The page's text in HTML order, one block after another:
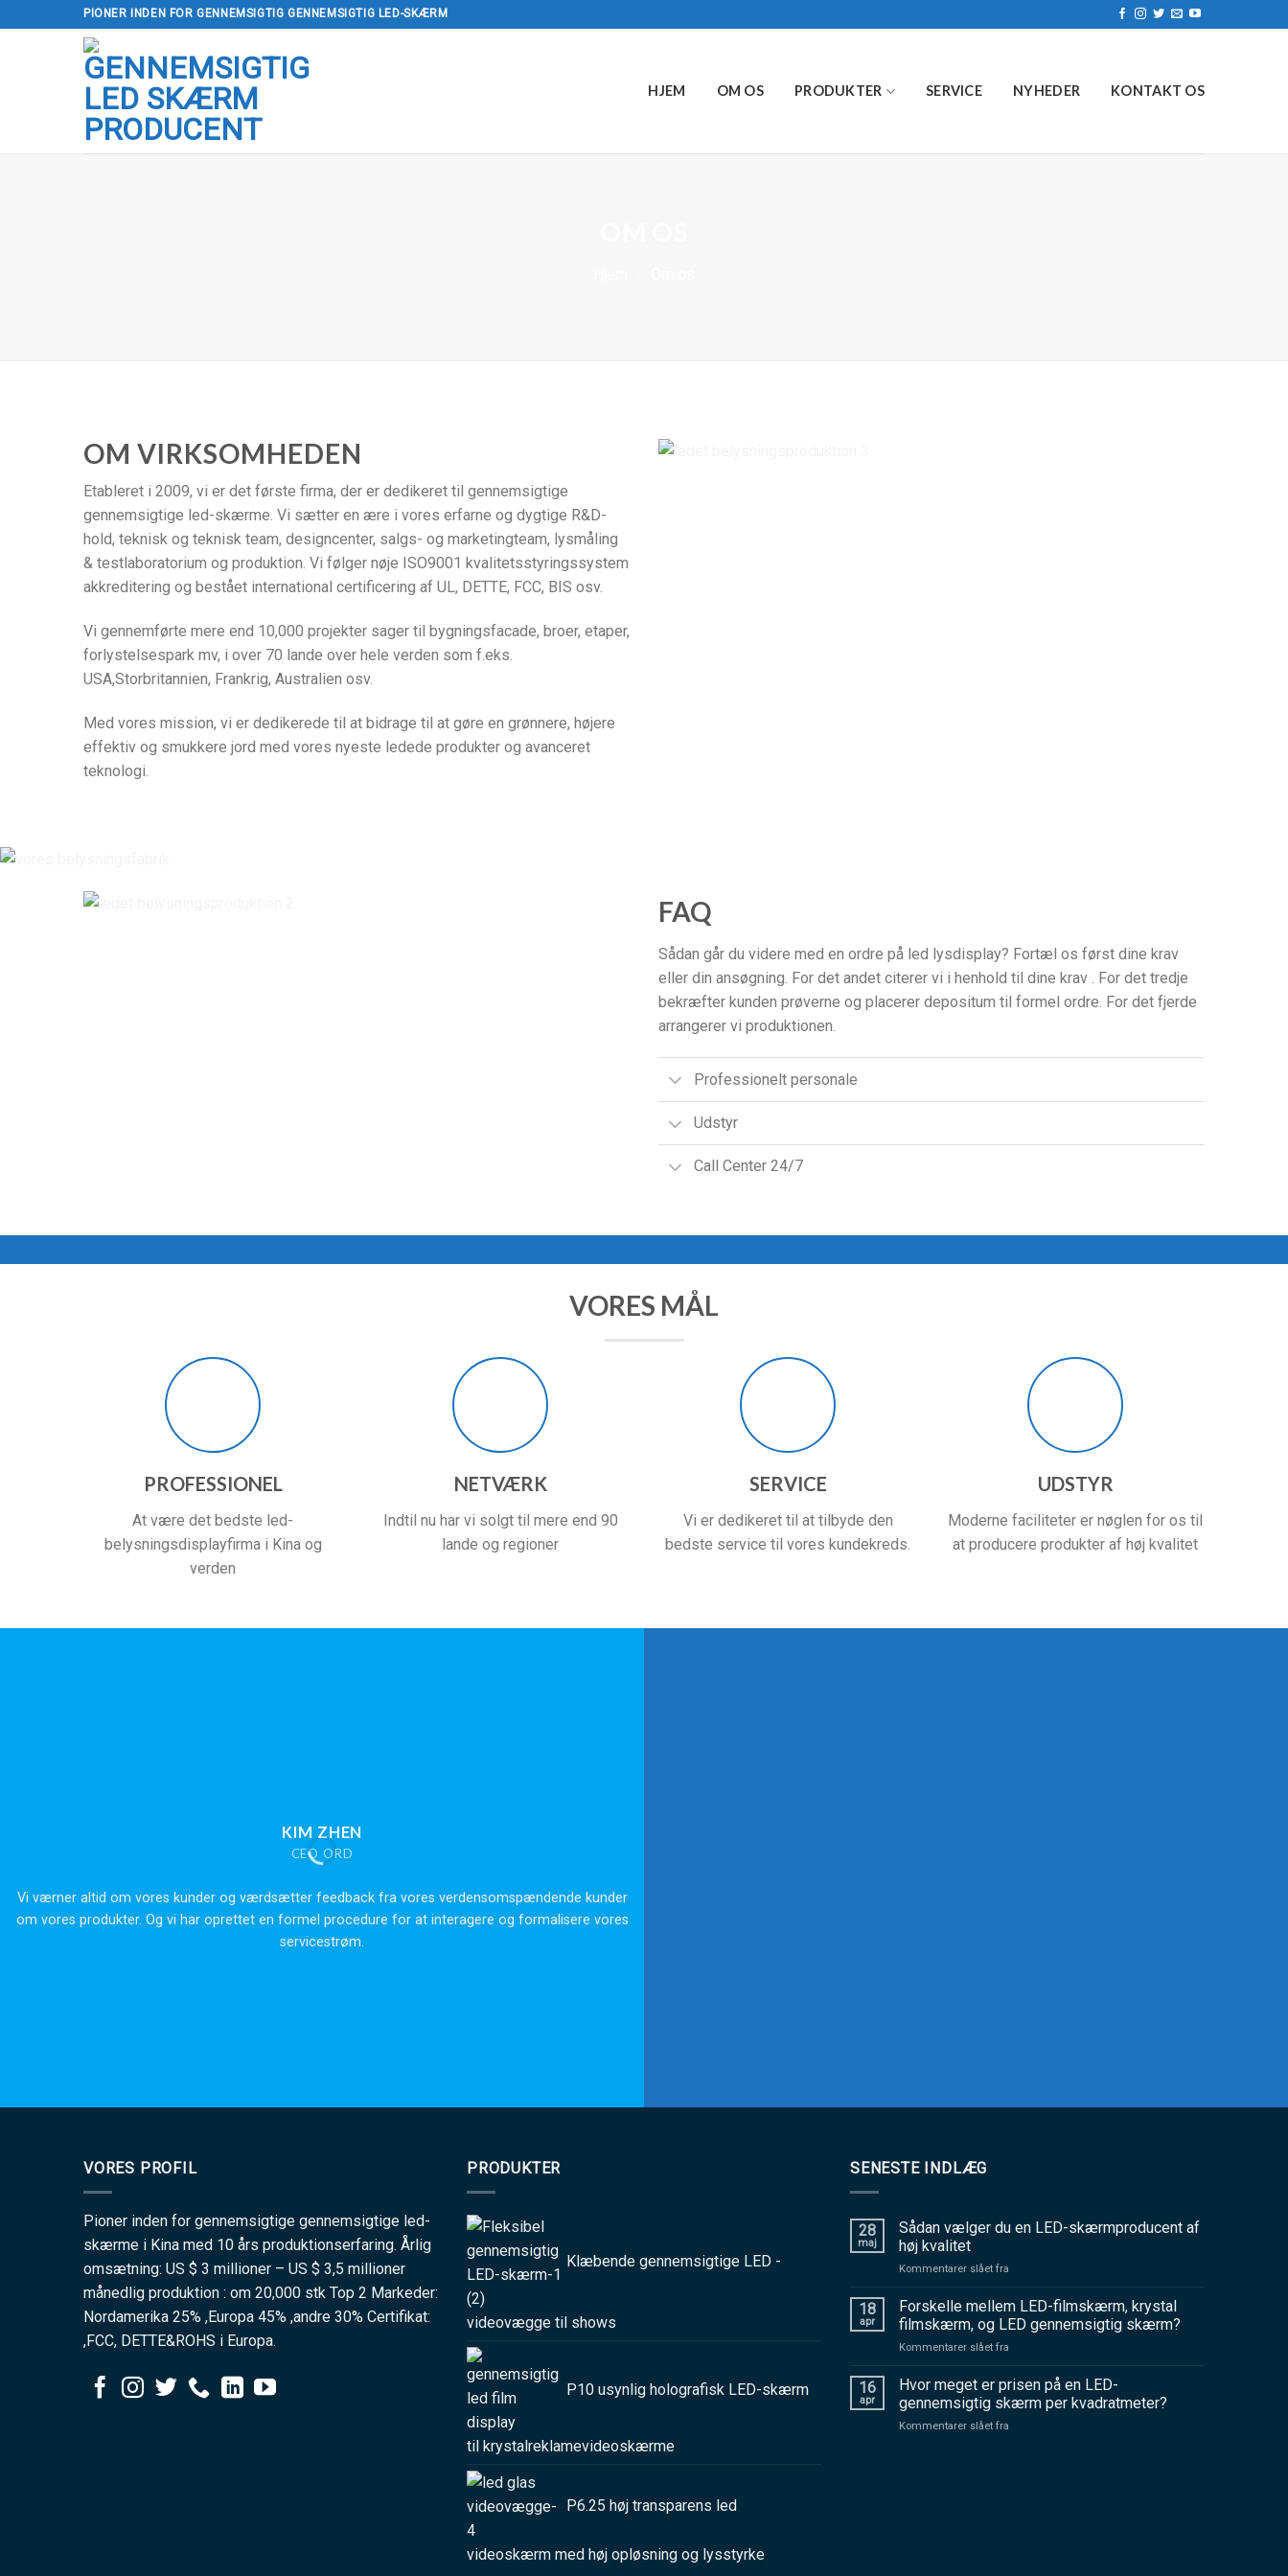
PIONER INDEN FOR GENNEMSIGTIG GENNEMSIGTIG LED-SKÆRM
HJEM OM OS PRODUKTER SERVICE NYHEDER KONTAKT OS
OM VIRKSOMHEDEN
Etableret i 2009, vi er det første firma, der er dedikeret til gennemsigtige
gennemsigtige led-skærme. Vi sætter en ære i vores erfarne og dygtige R&D-
hold, teknisk og teknisk team, designcenter, salgs- og marketingteam, lysmåling
& testlaboratorium og produktion. Vi følger nøje ISO9001 kvalitetsstyringssystem
akkreditering og bestået international certificering af UL, DETTE, FCC, BIS osv.
Vi gennemførte mere end 10,000 projekter sager til bygningsfacade, broer, etaper,
forlystelsespark mv, i over 70 lande over hele verden som f.eks.
USA,Storbritannien, Frankrig, Australien osv.
Med vores mission, vi er dedikerede til at bidrage til at gøre en grønnere, højere
effektiv og smukkere jord med vores nyeste ledede produkter og avanceret
teknologi.
FAQ
Sådan går du videre med en ordre på led lysdisplay? Fortæl os først dine krav
eller din ansøgning. For det andet citerer vi i henhold til dine krav . For det tredje
bekræfter kunden prøverne og placerer depositum til formel ordre. For det fjerde
arrangerer vi produktionen.
Professionelt personale
Udstyr
Call Center 24/7
VORES MÅL
PROFESSIONEL
At være det bedste led-
belysningsdisplayfirma i Kina og
verden
NETVÆRK
Indtil nu har vi solgt til mere end 90
lande og regioner
SERVICE
Vi er dedikeret til at tilbyde den
bedste service til vores kundekreds.
UDSTYR
Moderne faciliteter er nøglen for os til
at producere produkter af høj kvalitet
KIM ZHEN
CEO ORD
Vi værner altid om vores kunder og værdsætter feedback fra vores verdensomspændende kunder
om vores produkter. Og vi har oprettet en formel procedure for at interagere og formalisere vores
servicestrøm.
VORES PROFIL
Pioner inden for gennemsigtige gennemsigtige led-
skærme i Kina med 10 års produktionserfaring. Årlig
omsætning: US $ 3 millioner – US $ 3,5 millioner
månedlig produktion : om 20,000 stk Top 2 Markeder:
Nordamerika 25% ,Europa 45% ,andre 30% Certifikat:
,FCC, DETTE&ROHS i Europa.
PRODUKTER
Klæbende gennemsigtige LED -
videovægge til shows
P10 usynlig holografisk LED-skærm
til krystalreklamevideoskærme
P6.25 høj transparens led
videoskærm med høj opløsning og lysstyrke
SENESTE INDLÆG
28
maj
Sådan vælger du en LED-skærmproducent af
høj kvalitet
Kommentarer slået fra
vælger
du
en
af
høj
18
apr
Forskelle mellem LED-filmskærm, krystal
filmskærm, og LED gennemsigtig skærm?
Kommentarer slået fra
mellem
filmskærm,
16
apr
Hvor meget er prisen på en LED-
gennemsigtig skærm per kvadratmeter?
Kommentarer slået fra